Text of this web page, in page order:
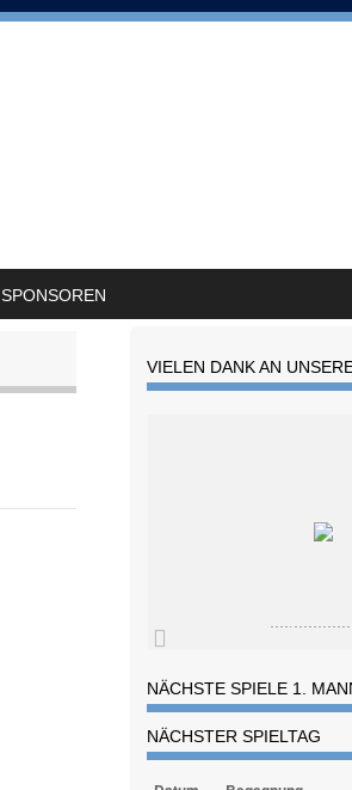
SPONSOREN
VIELEN DANK AN
NÄCHSTE SPIELE 1.
NÄCHSTER SPIELTAG